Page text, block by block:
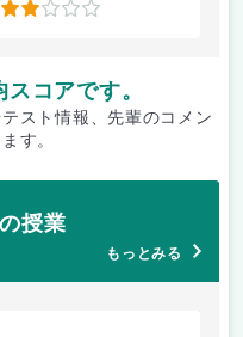
2
コアです。
スト情報、先輩のコメン
す。
授業
もっとみる